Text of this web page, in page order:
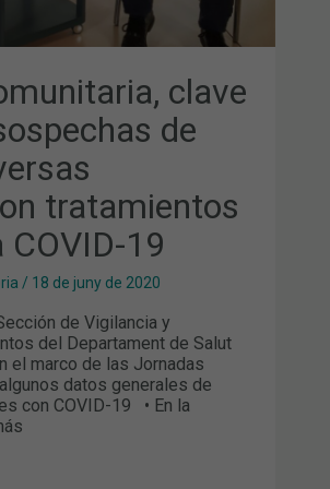
clave
de
tratamientos
19
/ 18 de juny de 2020
de Vigilancia y
del Departament de Salut
el marco de las Jornadas
datos generales de
con COVID-19 • En la